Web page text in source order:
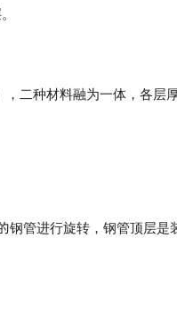
二种材料融为一体，各层
管进行旋转，钢管顶层